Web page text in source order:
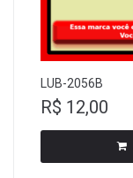
LUB-2056B
R$ 12,00